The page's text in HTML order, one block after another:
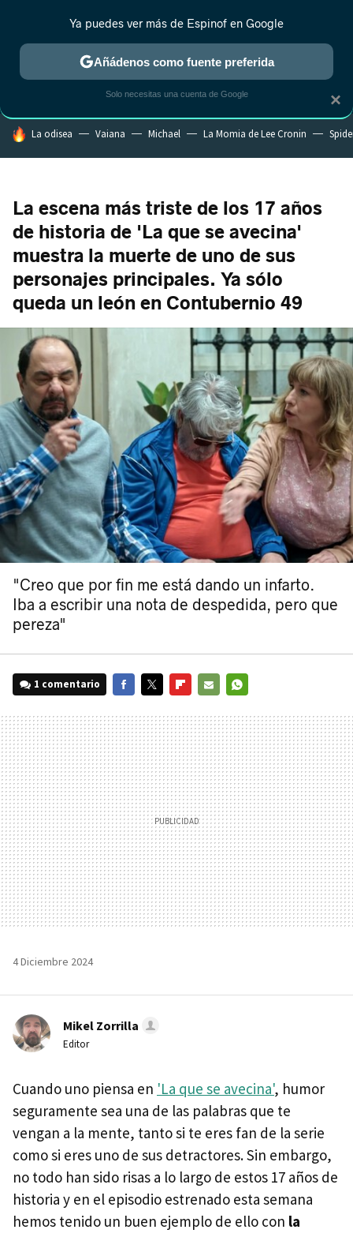
ESTRENOS REALITY ANIME RANKINGS CINE
HOY SE HABLA DE
La odisea Vaiana Michael La Momia de Lee Cronin
La escena más triste de los 17 años
de historia de 'La que se avecina'
muestra la muerte de uno de sus
personajes principales. Ya sólo
queda un león en Contubernio 49
"Creo que por fin me está dando un infarto.
Iba a escribir una nota de despedida, pero que
pereza"
1 comentario
MAIL
4 Diciembre 2024
Mikel Zorrilla
Editor
Cuando uno piensa en 'La que se avecina', humor
seguramente sea una de las palabras que te
vengan a la mente, tanto si te eres fan de la serie
como si eres uno de sus detractores. Sin embargo,
no todo han sido risas a lo largo de estos 17 años de
historia y en el episodio estrenado esta semana
hemos tenido un buen ejemplo de ello con la
×
Ya puedes ver más de Espinof en Google
Añádenos como fuente preferida
Solo necesitas una cuenta de Google